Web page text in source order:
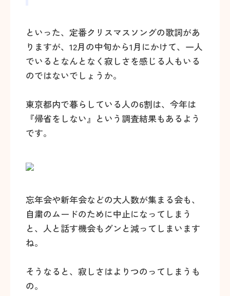
といった、定番クリスマスソングの歌詞があ
りますが、12月の中旬から1月にかけて、一人
でいるとなんとなく寂しさを感じる人もいる
のではないでしょうか。
東京都内で暮らしている人の6割は、今年は
『帰省をしない』という調査結果もあるよう
です。
忘年会や新年会などの大人数が集まる会も、
自粛のムードのために中止になってしまう
と、人と話す機会もグンと減ってしまいます
ね。
そうなると、寂しさはよりつのってしまうも
の。